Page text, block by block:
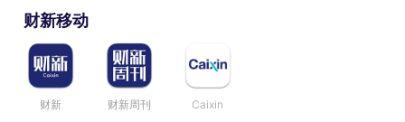
财新移动
财新 财新周刊 Caixin